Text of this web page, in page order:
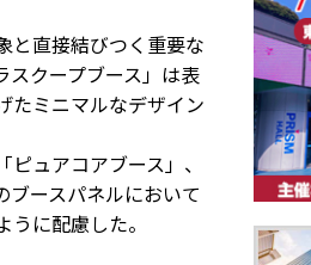
と直接結びつく重要な
スクープブース」は表
たミニマルなデザイン
ュアコアブース」、
ブースパネルにおいて
に配慮した。